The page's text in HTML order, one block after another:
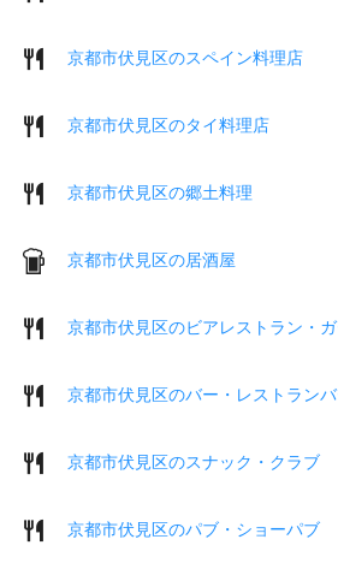
京都市伏見区のスペイン料理店
京都市伏見区のタイ料理店
京都市伏見区の郷土料理
京都市伏見区の居酒屋
京都市伏見区のビアレストラン・
京都市伏見区のバー・レストラン
京都市伏見区のスナック・クラブ
京都市伏見区のパブ・ショーパブ